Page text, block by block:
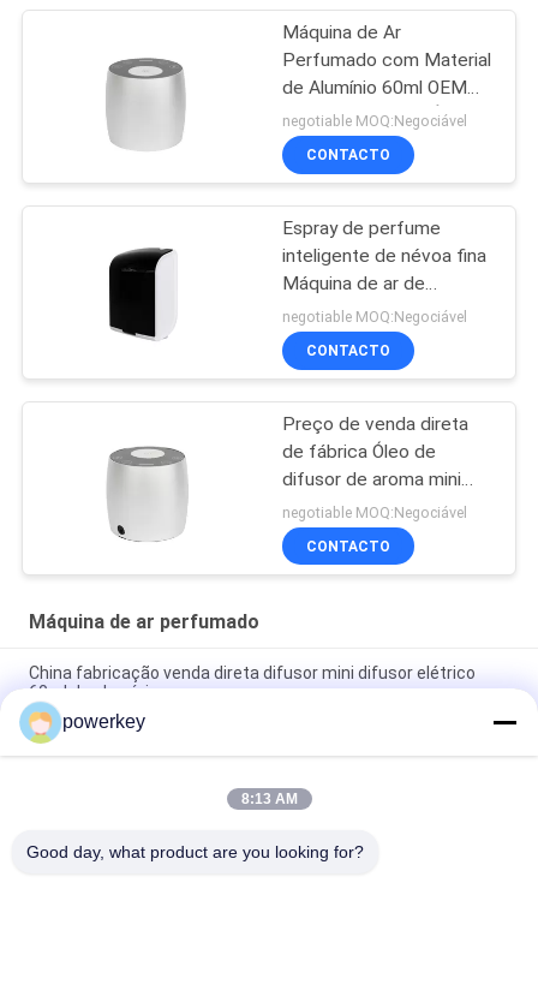
Máquina de Ar
Perfumado com Material
de Alumínio 60ml OEM
Mini Difusor Sem Água
Branco
negotiable MOQ:Negociável
CONTACTO
Espray de perfume
inteligente de névoa fina
Máquina de ar de
perfume de plástico
Rohs Aroma aprovado
pela Fcc
negotiable MOQ:Negociável
CONTACTO
Preço de venda direta
de fábrica Óleo de
difusor de aroma mini
difusor de 60 ml de
alumínio
negotiable MOQ:Negociável
CONTACTO
Máquina de ar perfumado
China fabricação venda direta difusor mini difusor elétrico
60ml de alumínio
Preço de venda direta da fábrica difusor de óleo essencial de
aroma mini 60ml alumínio
Máquina de difusão de óleos essenciais premium de 100 ml
powerkey
8:13 AM
Good day, what product are you looking for?